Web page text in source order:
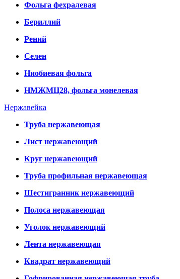
Фольга фехралевая
Бериллий
Рений
Селен
Ниобиевая фольга
НМЖМЦ28, фольга монелевая
Нержавейка
Труба нержавеющая
Лист нержавеющий
Круг нержавеющий
Труба профильная нержавеющая
Шестигранник нержавеющий
Полоса нержавеющая
Уголок нержавеющий
Лента нержавеющая
Квадрат нержавеющий